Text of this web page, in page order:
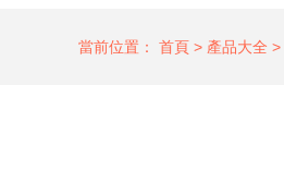
當前位置： 首頁 > 產品大全 >